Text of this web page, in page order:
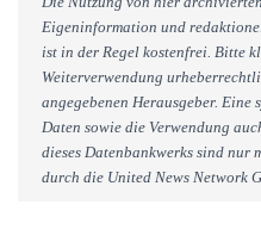
Eigeninformation und
ist in der Regel kostenfrei. Bitte
Weiterverwendung
angegebenen Herausgeber. Eine
Daten sowie die Verwendung
dieses Datenbankwerks sind nur
durch die United News Network